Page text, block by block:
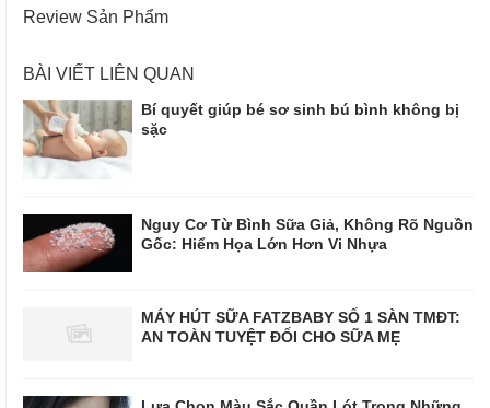
Review Sản Phẩm
BÀI VIẾT LIÊN QUAN
Bí quyết giúp bé sơ sinh bú bình không bị
sặc
Nguy Cơ Từ Bình Sữa Giả, Không Rõ Nguồn
Gốc: Hiểm Họa Lớn Hơn Vi Nhựa
MÁY HÚT SỮA FATZBABY SỐ 1 SÀN TMĐT:
AN TOÀN TUYỆT ĐỐI CHO SỮA MẸ